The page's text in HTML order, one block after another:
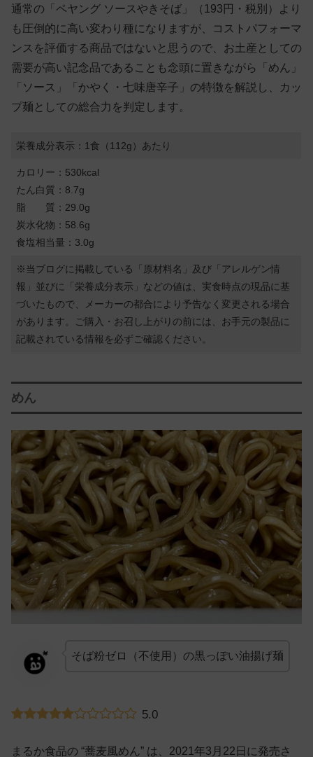
通常の「ペヤング ソースやきそば」（193円・税別）より
も圧倒的に高い変わり種になりますが、コストパフォーマ
ンスを評価する商品ではないと思うので、お土産としての
需要が高い記念品であることも念頭に置きながら「めん」
「ソース」「かやく・七味唐辛子」の特徴を解説し、カッ
プ麺としての総合力を判定します。
栄養成分表示：1食（112g）あたり
カロリー：530kcal
たん白質：8.7g
脂 質：29.0g
炭水化物：58.6g
食塩相当量：3.0g
※当ブログに掲載している「原材料名」及び「アレルゲン情
報」並びに「栄養成分表示」などの値は、実食時点の現品に基
づいたもので、メーカーの都合により予告なく変更される場合
があります。ご購入・お召し上がりの前には、お手元の製品に
記載されている情報を必ずご確認ください。
めん
そば粉ゼロ（不使用）の黒っぽい油揚げ麺
5.0
まるか食品の “蕎麦風めん” は、2021年3月22日に発売さ